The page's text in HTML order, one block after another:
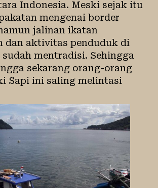
Indonesia. Meski sejak itu
mengenai border
jalinan ikatan
dan aktivitas penduduk di
mentradisi. Sehingga
sekarang orang-orang
Sapi ini saling melintasi